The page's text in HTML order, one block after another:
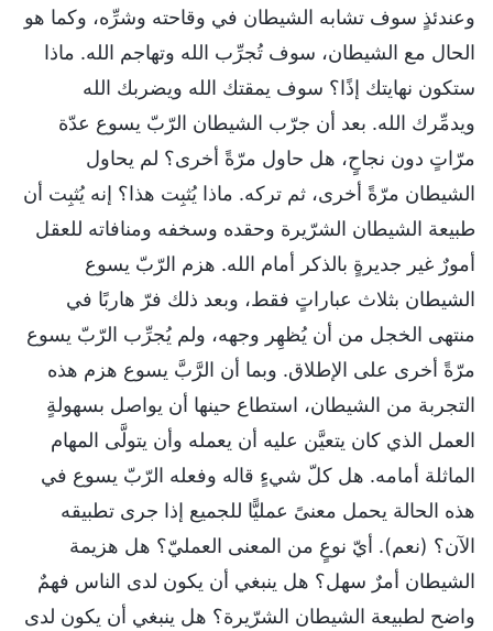
وعندئذٍ سوف تشابه الشيطان في وقاحته وشرِّه، وكما هو
الحال مع الشيطان، سوف تُجرِّب الله وتهاجم الله. ماذا
ستكون نهايتك إذًا؟ سوف يمقتك الله ويضربك الله
ويدمِّرك الله. بعد أن جرّب الشيطان الرّبّ يسوع عدّة
مرّاتٍ دون نجاحٍ، هل حاول مرّةً أخرى؟ لم يحاول
الشيطان مرّةً أخرى، ثم تركه. ماذا يُثبِت هذا؟ إنه يُثبِت أن
طبيعة الشيطان الشرّيرة وحقده وسخفه ومنافاته للعقل
أمورٌ غير جديرةٍ بالذكر أمام الله. هزم الرّبّ يسوع
الشيطان بثلاث عباراتٍ فقط، وبعد ذلك فرّ هاربًا في
منتهى الخجل من أن يُظهِر وجهه، ولم يُجرِّب الرّبّ يسوع
مرّةً أخرى على الإطلاق. وبما أن الرَّبَّ يسوع هزم هذه
التجربة من الشيطان، استطاع حينها أن يواصل بسهولةٍ
العمل الذي كان يتعيَّن عليه أن يعمله وأن يتولَّى المهام
الماثلة أمامه. هل كلّ شيءٍ قاله وفعله الرّبّ يسوع في
هذه الحالة يحمل معنىً عمليًّا للجميع إذا جرى تطبيقه
الآن؟ (نعم). أيّ نوعٍ من المعنى العمليّ؟ هل هزيمة
الشيطان أمرٌ سهل؟ هل ينبغي أن يكون لدى الناس فهمٌ
واضح لطبيعة الشيطان الشرّيرة؟ هل ينبغي أن يكون لدى